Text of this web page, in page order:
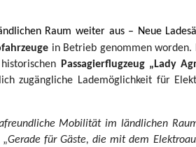
Raum weiter aus – Neue
in Betrieb genommen worden.
Passagierflugzeug „Lady
zugängliche Lademöglichkeit für
Mobilität im ländlichen
Gerade für Gäste, die mit dem